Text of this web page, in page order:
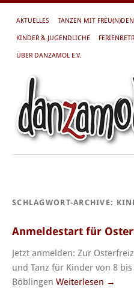
AKTUELLES TANZEN MIT FREU(N)DEN
KINDER & JUGENDLICHE
ÜBER DANZAMOL E.V.
SCHLAGWORT-ARCHIVE:
Anmeldestart für
Jetzt anmelden: Zur
und Tanz für Kinder von 8
Böblingen Weiterlesen →